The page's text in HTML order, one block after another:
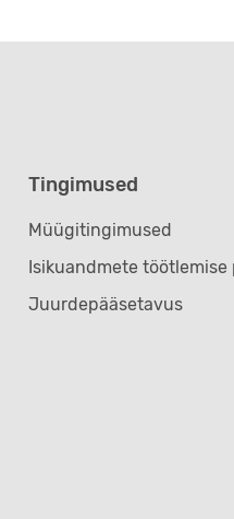
Tingimused
Müügitingimused
Isikuandmete
Juurdepääsetavus